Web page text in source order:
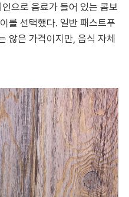
으로 음료가 들어 있는 콤보
를 선택했다. 일반 패스트푸
않은 가격이지만, 음식 자체